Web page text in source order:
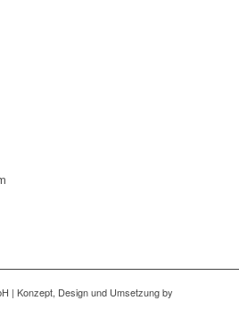
| Konzept, Design und Umsetzung by